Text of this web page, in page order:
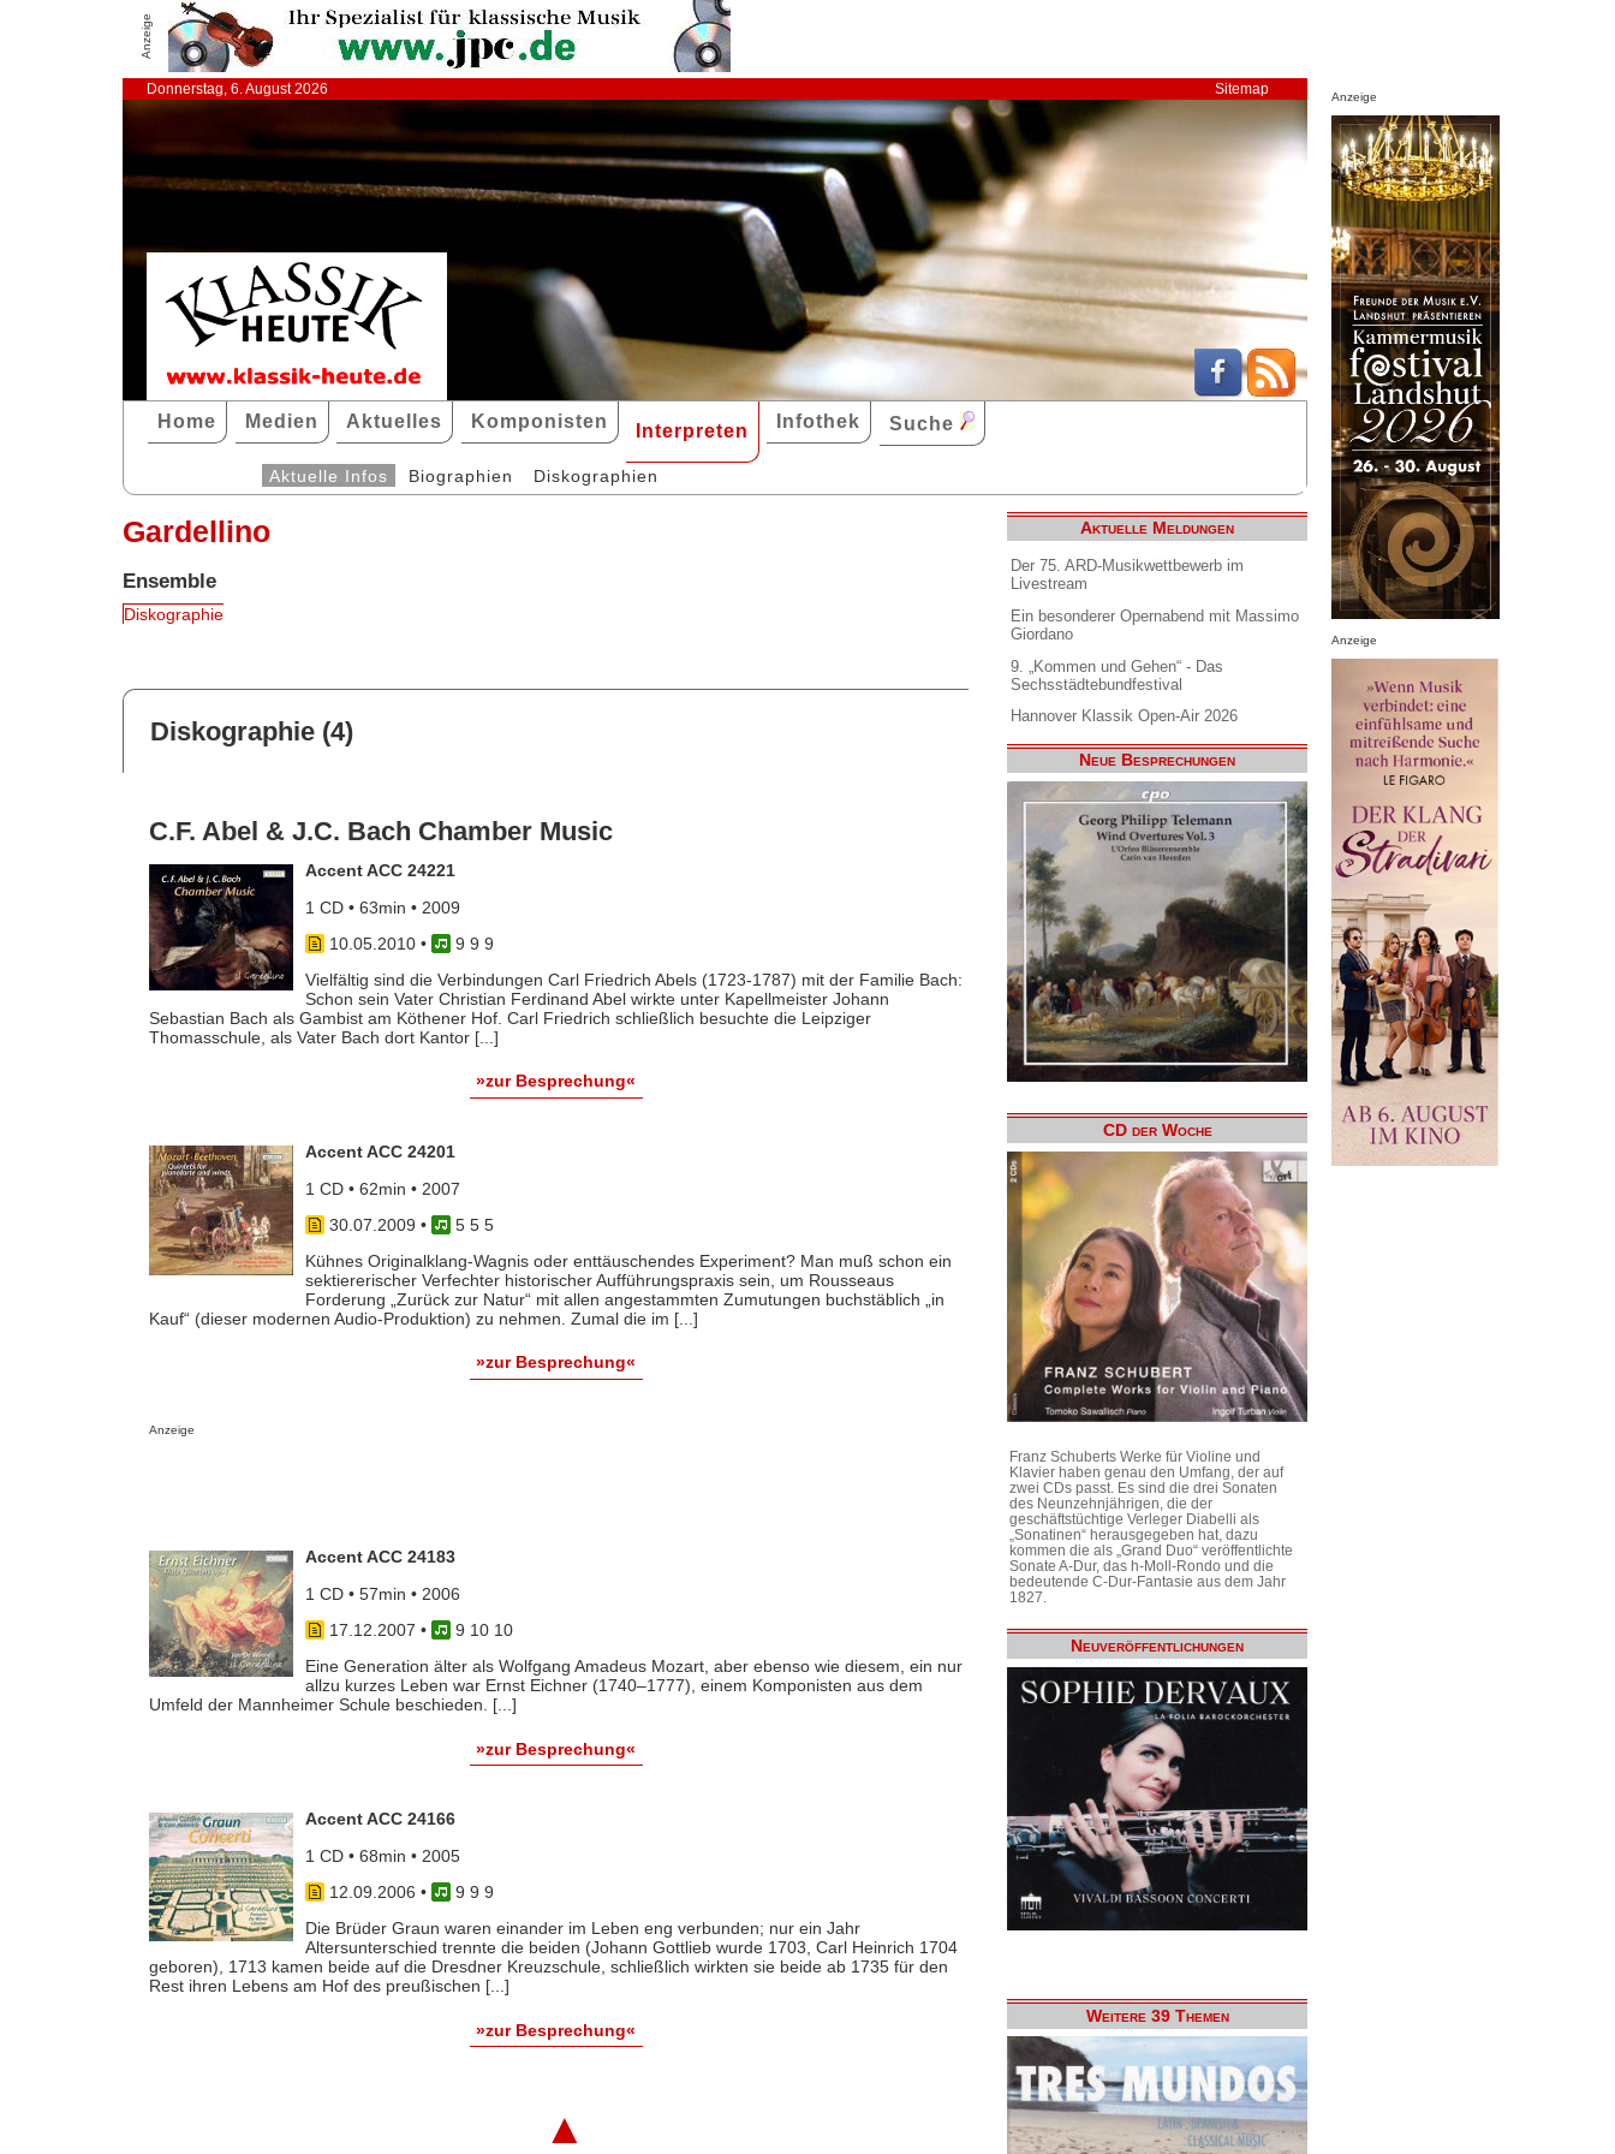
Anzeige
Donnerstag, 6. August 2026 Sitemap
Home Medien Aktuelles Komponisten Interpreten Infothek Suche
Aktuelle Infos Biographien Diskographien
Gardellino
Ensemble
Diskographie
Diskographie (4)
C.F. Abel & J.C. Bach Chamber Music
Accent ACC 24221
1 CD • 63min • 2009
10.05.2010•
9 9 9
Vielfältig sind die Verbindungen Carl Friedrich Abels (1723-1787) mit der Familie Bach:
Schon sein Vater Christian Ferdinand Abel wirkte unter Kapellmeister Johann
Sebastian Bach als Gambist am Köthener Hof. Carl Friedrich schließlich besuchte die Leipziger
Thomasschule, als Vater Bach dort Kantor [...]
»zur Besprechung«
Accent ACC 24201
1 CD • 62min • 2007
30.07.2009 •
5 5 5
Kühnes Originalklang-Wagnis oder enttäuschendes Experiment? Man muß schon ein
sektiererischer Verfechter historischer Aufführungspraxis sein, um Rousseaus
Forderung „Zurück zur Natur“ mit allen angestammten Zumutungen buchstäblich „in
Kauf“ (dieser modernen Audio-Produktion) zu nehmen. Zumal die im [...]
»zur Besprechung«
Anzeige
Accent ACC 24183
1 CD • 57min • 2006
17.12.2007 •
9 10 10
Eine Generation älter als Wolfgang Amadeus Mozart, aber ebenso wie diesem, ein nur
allzu kurzes Leben war Ernst Eichner (1740–1777), einem Komponisten aus dem
Umfeld der Mannheimer Schule beschieden. [...]
»zur Besprechung«
Accent ACC 24166
1 CD • 68min • 2005
12.09.2006 •
9 9 9
Die Brüder Graun waren einander im Leben eng verbunden; nur ein Jahr
Altersunterschied trennte die beiden (Johann Gottlieb wurde 1703, Carl Heinrich 1704
geboren), 1713 kamen beide auf die Dresdner Kreuzschule, schließlich wirkten sie beide ab 1735 für den
Rest ihren Lebens am Hof des preußischen [...]
»zur Besprechung«
▲
Aktuelle Meldungen
Der 75. ARD-Musikwettbewerb im
Livestream
Ein besonderer Opernabend mit Massimo
Giordano
9. „Kommen und Gehen“ - Das
Sechsstädtebundfestival
Hannover Klassik Open-Air 2026
Neue Besprechungen
CD der Woche
Franz Schuberts Werke für Violine und
Klavier haben genau den Umfang, der auf
zwei CDs passt. Es sind die drei Sonaten
des Neunzehnjährigen, die der
geschäftstüchtige Verleger Diabelli als
„Sonatinen“ herausgegeben hat, dazu
kommen die als „Grand Duo“ veröffentlichte
Sonate A-Dur, das h-Moll-Rondo und die
bedeutende C-Dur-Fantasie aus dem Jahr
1827.
Neuveröffentlichungen
Weitere 39 Themen
Anzeige
Anzeige